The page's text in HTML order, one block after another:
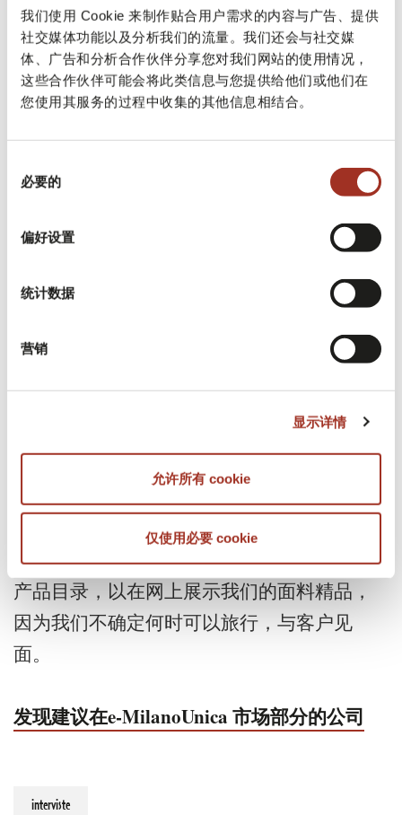
我们使用 Cookie 来制作贴合用户需求的内容与广告、提供
社交媒体功能以及分析我们的流量。我们还会与社交媒
体、广告和分析合作伙伴分享您对我们网站的使用情况，
这些合作伙伴可能会将此类信息与您提供给他们或他们在
您使用其服务的过程中收集的其他信息相结合。
必要的
偏好设置
统计数据
营销
显示详情
允许所有 cookie
仅使用必要 cookie
用。
重量也是评估的另一个重要因素，因此使用
贵公司如何应对我们所经历的
发生哪些变化？
鉴于不确定性的重要时刻使意大利和世界其
他地区的各个公司感同身受，我们公司像许
对未来的订单怀疑，我们正受到一系列此类
事件的负面影响。
我们相信，未来几个月我们的行业将得到积
极的复苏。 所以，我们正在努力实施在线的
产品目录，以在网上展示我们的面料精品，
因为我们不确定何时可以旅行，与客户见
面。
发现建议在e-MilanoUnica 市场部分的公司
interviste